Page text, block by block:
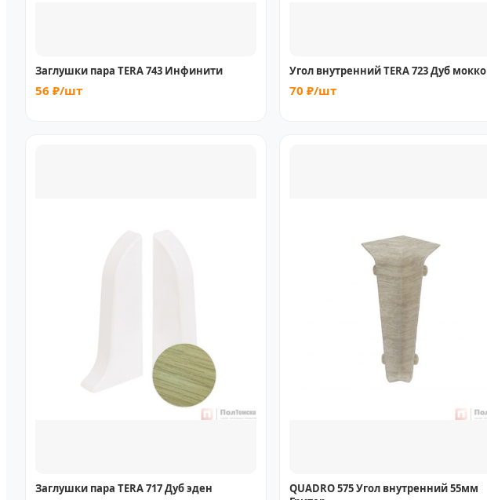
Заглушки пара TERA 743 Инфинити
56 ₽/шт
Угол внутренний TERA 723 Дуб мокко
70 ₽/шт
Заглушки пара TERA 717 Дуб эден
QUADRO 575 Угол внутренний 55мм